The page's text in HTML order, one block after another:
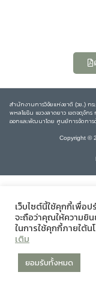
สำนักงานการวิจัยแห่งชาติ (วช.) ก
พหลโยธิน แขวงลาดยาว เขตจตุจั
ออกและพัฒนาโดย ศูนย์การจัดการ
Copyright ©
เว็บไซต์นี้ใช้คุกกี้เพื่อ
จะถือว่าคุณให้ความยิ
ในการใช้คุกกี้ภายใต้น
เติม
ยอมรับทั้งหมด